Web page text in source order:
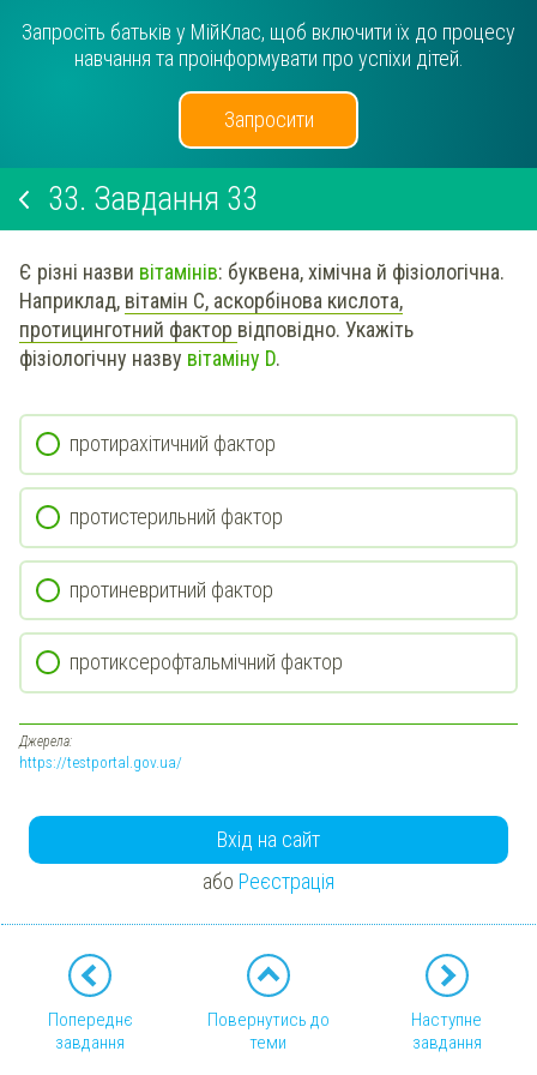
Запросіть батьків у МійКлас, щоб включити їх до процесу
навчання та проінформувати про успіхи дітей.
Запросити
33. Завдання 33
Є різні назви вітамінів: буквена, хімічна й фізіологічна.
Наприклад, вітамін С, аскорбінова кислота,
протицинготний фактор відповідно. Укажіть
фізіологічну назву вітаміну D.
протирахітичний фактор
протистерильний фактор
протиневритний фактор
протиксерофтальмічний фактор
Джерела:
https://testportal.gov.ua/
Вхід на сайт
або Реєстрація
Попереднє
завдання
Повернутись до
теми
Наступне
завдання